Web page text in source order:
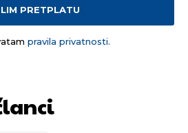
da živi!
da živi!
PRETPLATU
pravila privatnosti.